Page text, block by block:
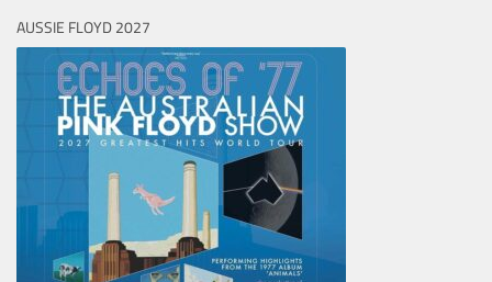
AUSSIE FLOYD 2027